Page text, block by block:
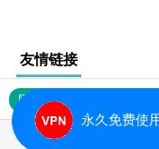
友情链接
网站地图
永久免费使